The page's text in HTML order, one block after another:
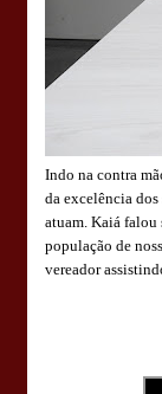
Indo na contra
da excelência
atuam. Kaiá falou
população de
vereador